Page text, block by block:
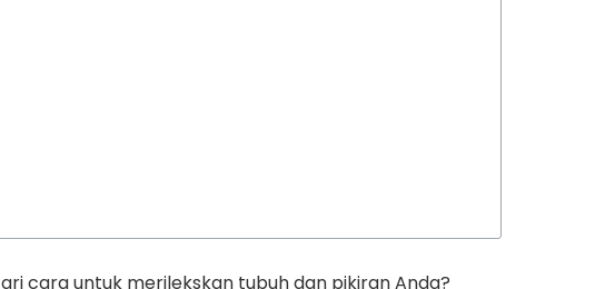
cara untuk merilekskan tubuh dan pikiran Anda?